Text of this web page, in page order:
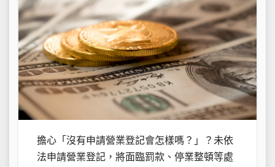
擔心「沒有申請營業登記會怎樣嗎？」？未依
法申請營業登記，將面臨罰款、停業整頓等處